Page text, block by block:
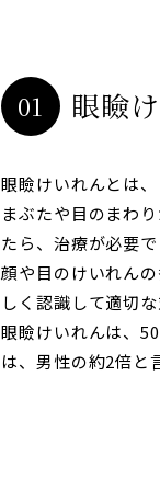
01 眼瞼
眼瞼けいれんとは
まぶたや目のまわ
たら、治療が必要で
顔や目のけいれん
しく認識して適切
眼瞼けいれんは、
は、男性の約2倍と